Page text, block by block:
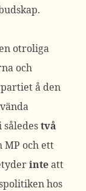
otroliga
och
å den
två
MP och ett
inteatt
hos